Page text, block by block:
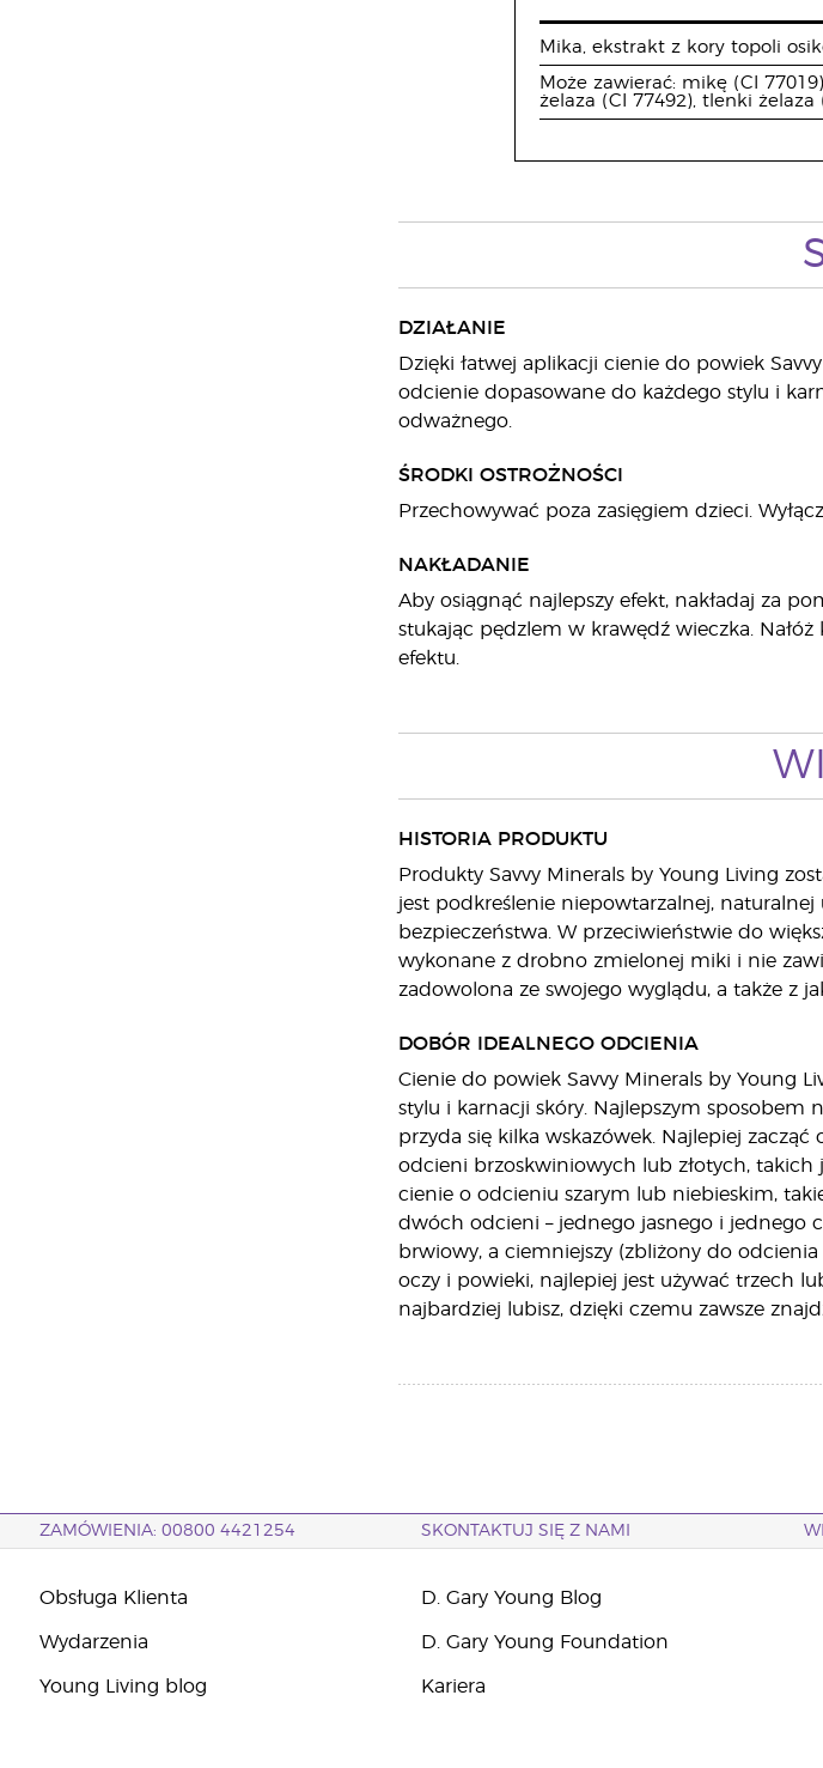
Mika, ekstrakt z kory topoli
Może zawierać: mikę (CI
żelaza (CI 77492), tlenki
DZIAŁANIE
Dzięki łatwej aplikacji cienie do powiek
odcienie dopasowane do każdego stylu i
odważnego.
ŚRODKI OSTROŻNOŚCI
Przechowywać poza zasięgiem dzieci.
NAKŁADANIE
Aby osiągnąć najlepszy efekt, nakładaj za
stukając pędzlem w krawędź wieczka.
efektu.
HISTORIA PRODUKTU
Produkty Savvy Minerals by Young Living
jest podkreślenie niepowtarzalnej,
bezpieczeństwa. W przeciwieństwie do
wykonane z drobno zmielonej miki i nie
zadowolona ze swojego wyglądu, a także z
DOBÓR IDEALNEGO ODCIENIA
Cienie do powiek Savvy Minerals by Young
stylu i karnacji skóry. Najlepszym sposobem
przyda się kilka wskazówek. Najlepiej zacząć
odcieni brzoskwiniowych lub złotych, takich
cienie o odcieniu szarym lub niebieskim,
dwóch odcieni – jednego jasnego i jednego
brwiowy, a ciemniejszy (zbliżony do
oczy i powieki, najlepiej jest używać trzech
najbardziej lubisz, dzięki czemu zawsze
ZAMÓWIENIA: 00800 4421254 SKONTAKTUJ SIĘ Z NAMI
Obsługa Klienta
Wydarzenia
Young Living blog
D. Gary Young Blog
D. Gary Young Foundation
Kariera